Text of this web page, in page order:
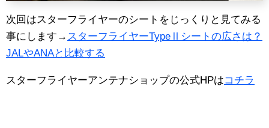
次回はスターフライヤーのシートをじっくりと見てみる
事にします→ スターフライヤーTypeⅡシートの広さは？
JALやANAと比較する
スターフライヤーアンテナショップの公式HPはコチラ